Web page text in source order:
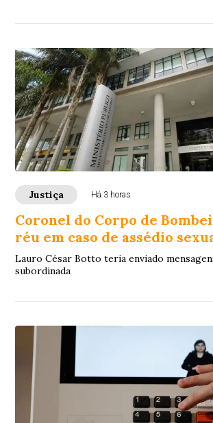
Justiça Há 3 horas
Coronel do Corpo de
réu em caso de assédio
Lauro César Botto teria enviado
subordinada